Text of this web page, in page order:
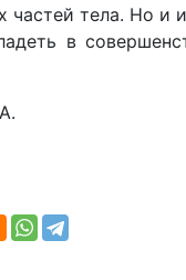
тела. Но и
в